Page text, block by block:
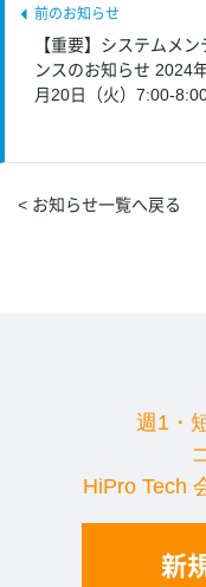
【重要】システムメン
ンスのお知らせ 2024
月20日（火）7:00-
< お知らせ一覧へ戻る
週1・
HiPro Tech
新